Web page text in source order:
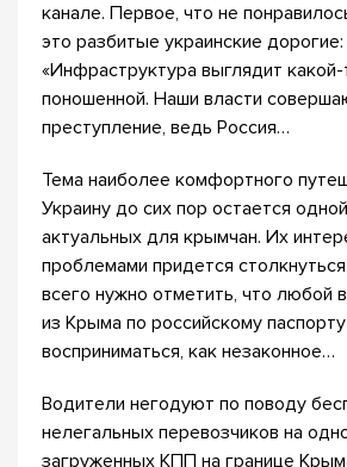
канале. Первое, что не
это разбитые украинские дорогие:
«Инфраструктура выглядит какой-
поношенной. Наши власти
преступление, ведь Россия…
Тема наиболее комфортного
Украину до сих пор остается
актуальных для крымчан. Их
проблемами придется
всего нужно отметить, что любой
из Крыма по российскому
восприниматься, как незаконное…
Водители негодуют по поводу
нелегальных перевозчиков на
загруженных КПП на границе